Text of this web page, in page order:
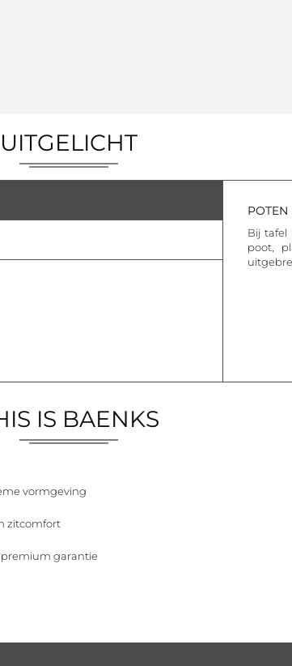
UITGELICHT
POTEN
Bij tafel
poot,
IS BAENKS
vormgeving
zitcomfort
premium garantie